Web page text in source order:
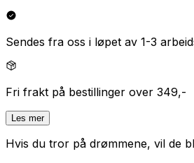
Sendes fra oss i løpet av 1-3
Fri frakt på bestillinger over 349,-
Les mer
Hvis du tror på drømmene, vil de